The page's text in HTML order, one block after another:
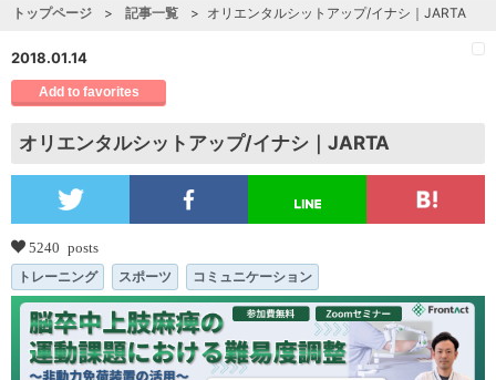
トップページ 記事一覧 オリエンタルシットアップ/イナシ｜JARTA
2018.01.14
Add to favorites
オリエンタルシットアップ/イナシ｜JARTA
5240 posts
トレーニング スポーツ コミュニケーション